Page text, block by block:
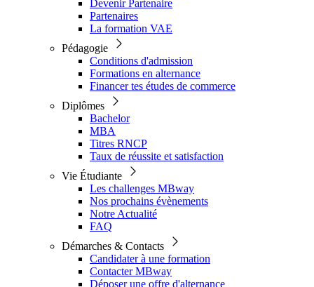
Devenir Partenaire
Partenaires
La formation VAE
Pédagogie
Conditions d'admission
Formations en alternance
Financer tes études de commerce
Diplômes
Bachelor
MBA
Titres RNCP
Taux de réussite et satisfaction
Vie Étudiante
Les challenges MBway
Nos prochains évènements
Notre Actualité
FAQ
Démarches & Contacts
Candidater à une formation
Contacter MBway
Déposer une offre d'alternance